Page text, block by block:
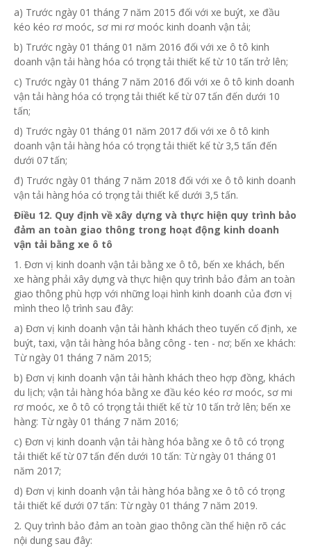
a) Trước ngày 01 tháng 7 năm 2015 đối với xe buýt, xe đầu
kéo kéo rơ moóc, sơ mi rơ moóc kinh doanh vận tải;
b) Trước ngày 01 tháng 01 năm 2016 đối với xe ô tô kinh
doanh vận tải hàng hóa có trọng tải thiết kế từ10 tấn trở lên;
c) Trước ngày 01 tháng 7 năm 2016 đối với xe ô tô kinh doanh
vận tải hàng hóa có trọng tải thiết kếtừ07 tấn đến dưới 10
tấn;
d) Trước ngày 01 tháng 01 năm 2017 đối với xe ô tô kinh
doanh vận tải hàng hóa có trọng tải thiết kếtừ3,5 tấn đến
dưới 07 tấn;
đ) Trước ngày 01 tháng 7 năm 2018 đối với xe ô tô kinh doanh
vận tải hàng hóa có trọng tải thiết kế dưới 3,5 tấn.
Điều 12. Quy định về xây dựng và thực hiện quy trình bảo
đảm an toàn giao thông trong hoạt động kinh doanh
vận tải bằng xe ô tô
1. Đơn vị kinh doanh vận tải bằng xe ô tô, bến xe khách, bến
xe hàng phải xây dựng và thực hiện quy trình bảo đảm an toàn
giao thông phù hợp với những loại hình kinh doanh của đơn vị
mình theo lộ trình sau đây:
a) Đơn vị kinh doanh vận tải hành khách theo tuyến cố định, xe
buýt, taxi, vận tải hàng hóa bằng công - ten - nơ; bến xe khách:
Từ ngày 01 tháng 7 năm 2015;
b) Đơn vị kinh doanh vận tải hành khách theo hợp đồng, khách
du lịch; vận tải hàng hóa bằng xe đầu kéo kéo rơ moóc, sơ mi
rơ moóc, xe ô tô có trọng tải thiết kếtừ10 tấn trở lên; bến xe
hàng: Từ ngày 01 tháng 7 năm 2016;
c) Đơn vị kinh doanh vận tải hàng hóa bằng xe ô tô có trọng
tải thiết kếtừ07 tấn đến dưới 10 tấn: Từ ngày 01 tháng 01
năm 2017;
d) Đơn vị kinh doanh vận tải hàng hóa bằng xe ô tô có trọng
tải thiết kế dưới 07 tấn: Từ ngày 01 tháng 7 năm 2019.
2. Quy trình bảo đảm an toàn giao thông cần thể hiện rõ các
nội dung sau đây: